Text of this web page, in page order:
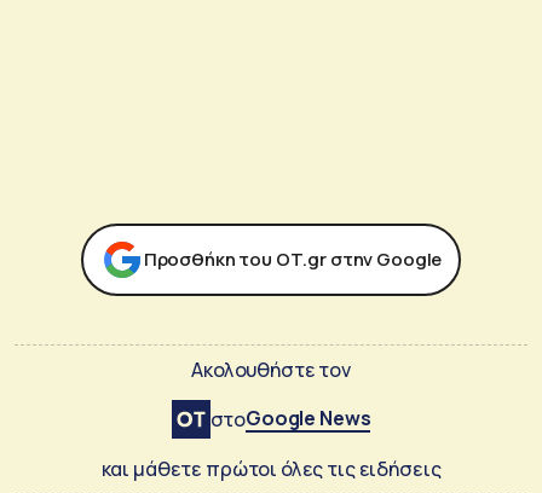
Προσθήκη του ΟΤ.gr στην Google
Ακολουθήστε τον
στοGoogle News
και μάθετε πρώτοι όλες τις ειδήσεις